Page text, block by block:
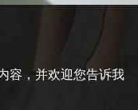
容，并欢迎您告诉我